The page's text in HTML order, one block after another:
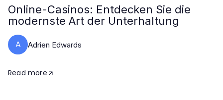
Online-Casinos: Entdecken Sie die
modernste Art der Unterhaltung
A Adrien Edwards
Read more